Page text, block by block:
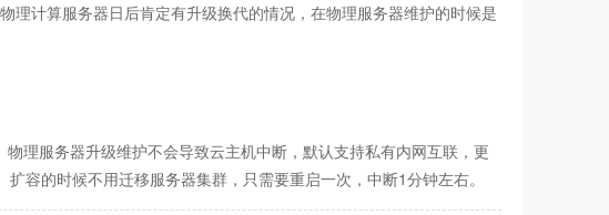
理计算服务器日后肯定有升级换代的情况，在物理服务器维护的时候是
理服务器升级维护不会导致云主机中断，默认支持私有内网互联，更
容的时候不用迁移服务器集群，只需要重启一次，中断1分钟左右。